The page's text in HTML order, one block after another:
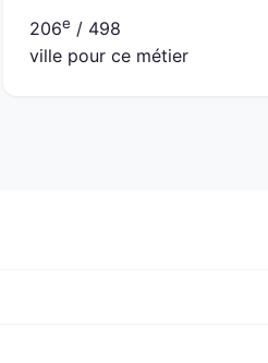
206e / 498
ville pour ce métier